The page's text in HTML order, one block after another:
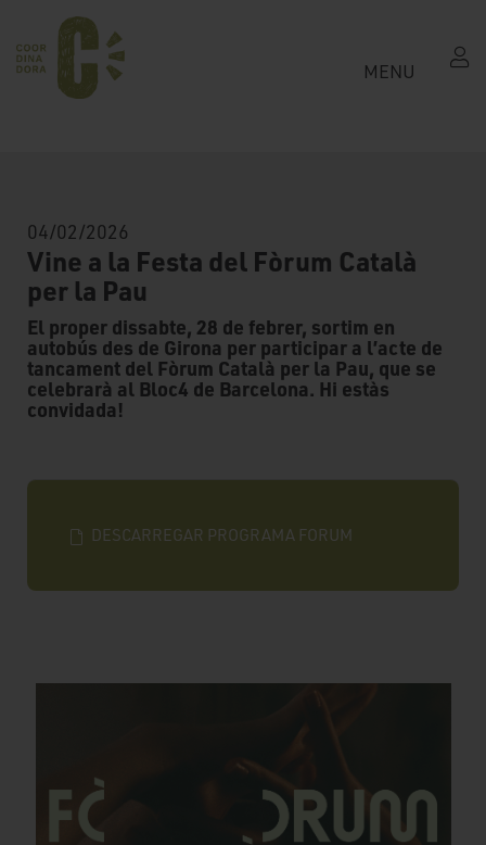
MENU
04/02/2026
Vine a la Festa del Fòrum Català
per la Pau
El proper dissabte, 28 de febrer, sortim en
autobús des de Girona per participar a l’acte de
tancament del Fòrum Català per la Pau, que se
celebrarà al Bloc4 de Barcelona. Hi estàs
convidada!
DESCARREGAR PROGRAMA FORUM